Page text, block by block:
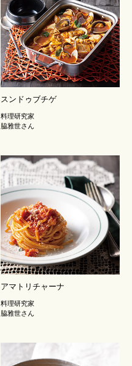
スンドゥブチゲ
料理研究家
脇雅世さん
アマトリチャーナ
料理研究家
脇雅世さん